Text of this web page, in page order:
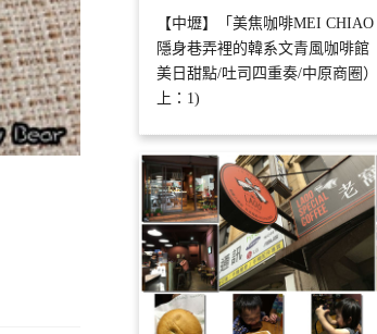
【中壢】「美焦咖啡MEI CHIAO
隱身巷弄裡的韓系文青風咖啡館
美日甜點/吐司四重奏/中原商圈
上：1)